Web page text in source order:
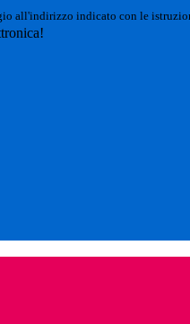
all'indirizzo indicato con le